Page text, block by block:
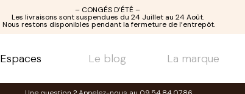
– CONGÉS D’ÉTÉ –
Les livraisons sont suspendues du 24 Juillet au 24 Août.
Nous restons disponibles pendant la fermeture de l’entrepôt.
Espaces Le blog La marque